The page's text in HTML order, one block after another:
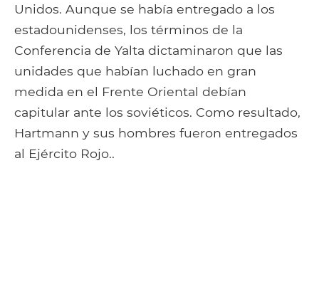
Unidos. Aunque se había entregado a los
estadounidenses, los términos de la
Conferencia de Yalta dictaminaron que las
unidades que habían luchado en gran
medida en el Frente Oriental debían
capitular ante los soviéticos. Como resultado,
Hartmann y sus hombres fueron entregados
al Ejército Rojo..